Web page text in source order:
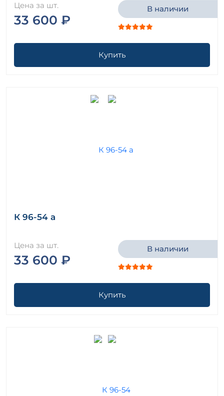
Цена за шт.
33 600 ₽
В наличии
Купить
К 96-54 а
Цена за шт.
33 600 ₽
В наличии
Купить